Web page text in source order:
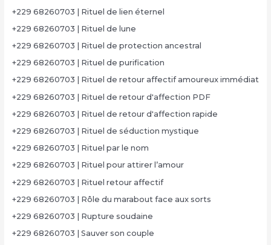
+229 68260703 | Rituel de lien éternel
+229 68260703 | Rituel de lune
+229 68260703 | Rituel de protection ancestral
+229 68260703 | Rituel de purification
+229 68260703 | Rituel de retour affectif amoureux immédiat
+229 68260703 | Rituel de retour d'affection PDF
+229 68260703 | Rituel de retour d'affection rapide
+229 68260703 | Rituel de séduction mystique
+229 68260703 | Rituel par le nom
+229 68260703 | Rituel pour attirer l’amour
+229 68260703 | Rituel retour affectif
+229 68260703 | Rôle du marabout face aux sorts
+229 68260703 | Rupture soudaine
+229 68260703 | Sauver son couple